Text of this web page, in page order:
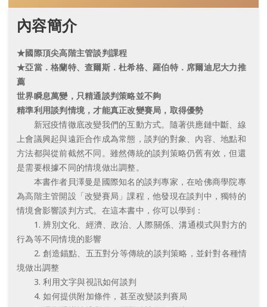
內容簡介
★國際頂尖高階主管談判課程
★亞當．格蘭特、查爾斯．杜希格、羅伯特．席爾迪尼大力推
薦
世界瞬息萬變，只精通談判策略並不夠
精準利用談判情境，才能真正改變賽局，取得優勢
新冠疫情徹底改變我們的互動方式。隨著供應鏈中斷、線
上會議興起與遠距合作成為常態，談判的對象、內容、地點和
方法都與從前截然不同。雖然傳統的談判策略仍舊有效，但還
是需要根據不同的情境做出調整。
本書作者貝澤曼是國際知名的談判專家，在哈佛商學院專
為高階主管開設「改變賽局」課程，他發現在談判中，獨特的
情境會影響談判方式。在這本書中，你可以學到：
1. 辨別文化、經濟、政治、人際關係、溝通模式與對方的
行為等不同情境的影響
2. 創造錨點、五五對分等傳統的談判策略，並針對各種情
境做出調整
3. 利用文字與視訊如何談判
4. 如何提供附加條件，甚至改變談判賽局